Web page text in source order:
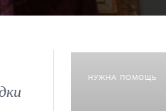
НУЖНА ПОМОЩЬ